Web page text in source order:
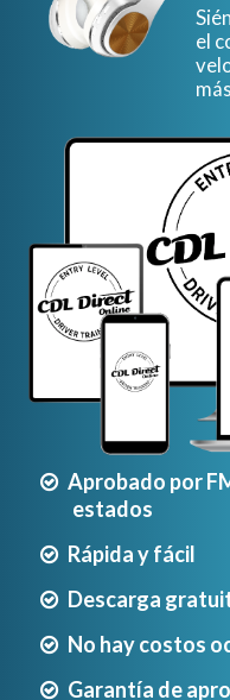
el
Aprobado por
estados
Rápida y fácil
Descarga
No hay costos
Garantía de